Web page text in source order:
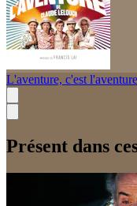
L'aventure, c'est l'aventure
Présent dans